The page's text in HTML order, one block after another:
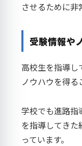
させるために非
受験情報や
高校生を指導し
ノウハウを得る
学校でも進路指
を指導してき
っています。